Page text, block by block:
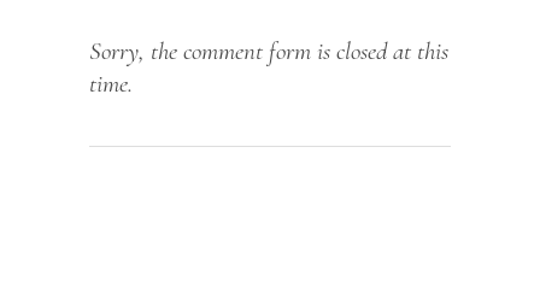
Sorry, the comment form is closed at this
time.